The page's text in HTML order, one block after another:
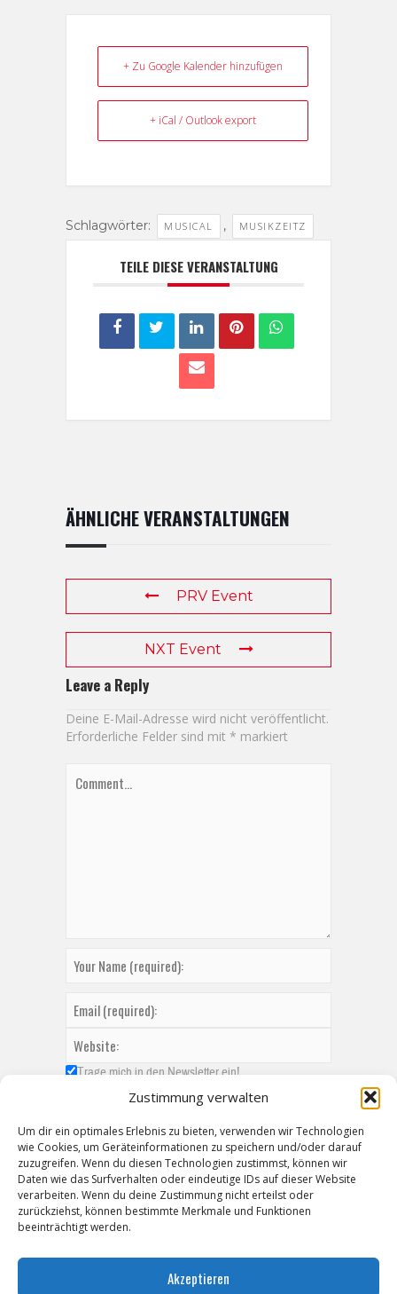
Zustimmung verwalten
Um dir ein optimales Erlebnis zu bieten, verwenden wir Technologien
wie Cookies, um Geräteinformationen zu speichern und/oder darauf
zuzugreifen. Wenn du diesen Technologien zustimmst, können wir
Daten wie das Surfverhalten oder eindeutige IDs auf dieser Website
verarbeiten. Wenn du deine Zustimmung nicht erteilst oder
zurückziehst, können bestimmte Merkmale und Funktionen
beeinträchtigt werden.
Akzeptieren
+ Zu Google Kalender hinzufügen
+ iCal / Outlook export
Schlagwörter: MUSICAL , MUSIKZEITZ
TEILE DIESE VERANSTALTUNG
ÄHNLICHE VERANSTALTUNGEN
PRV Event
NXT Event
Leave a Reply
Deine E-Mail-Adresse wird nicht veröffentlicht.
Erforderliche Felder sind mit * markiert
Trage mich in den Newsletter ein!